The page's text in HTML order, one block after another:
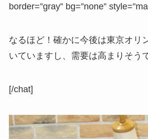
border=”gray” bg=”none”
なるほど！確かに今後は東京オリ
いていますし、需要は高まりそう
[/chat]